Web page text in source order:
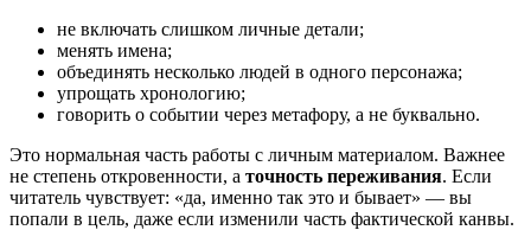
не включать слишком личные детали;
менять имена;
объединять несколько людей в одного персонажа;
упрощать хронологию;
говорить о событии через метафору, а не буквально.
Это нормальная часть работы с личным материалом. Важнее
не степень откровенности, а точность переживания. Если
читатель чувствует: «да, именно так это и бывает» — вы
попали в цель, даже если изменили часть фактической канвы.